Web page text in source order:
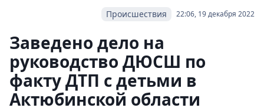
22:06, 19 декабря 2022
Происшествия
Заведено дело на
руководство ДЮСШ по
факту ДТП с детьми в
Актюбинской области